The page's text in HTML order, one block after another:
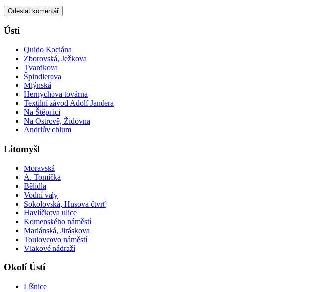
Ústí
Quido Kociána
Zborovská, Ježkova
Tvardkova
Špindlerova
Mlýnská
Hernychova továrna
Textilní závod Adolf Jandera
Na Štěpnici
Na Ostrově, Židovna
Andrlův chlum
Litomyšl
Moravská
A. Tomíčka
Bělidla
Vodní valy
Sokolovská, Husova čtvrť
Havlíčkova ulice
Komenského náměstí
Mariánská, Jiráskova
Toulovcovo náměstí
Vlakové nádraží
Okolí Ústí
Líšnice